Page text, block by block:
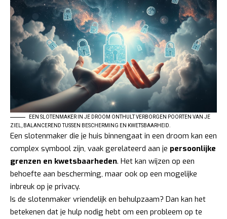
EEN SLOTENMAKER IN JE DROOM ONTHULT VERBORGEN POORTEN VAN JE
ZIEL, BALANCEREND TUSSEN BESCHERMING EN KWETSBAARHEID.
Een slotenmaker die je huis binnengaat in een droom kan een
complex symbool zijn, vaak gerelateerd aan je persoonlijke
grenzen en kwetsbaarheden. Het kan wijzen op een
behoefte aan bescherming, maar ook op een mogelijke
inbreuk op je privacy.
Is de slotenmaker vriendelijk en behulpzaam? Dan kan het
betekenen dat je hulp nodig hebt om een probleem op te